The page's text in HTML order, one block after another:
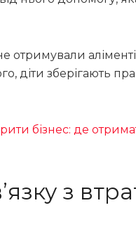
діти зберігають
бізнес: де
з